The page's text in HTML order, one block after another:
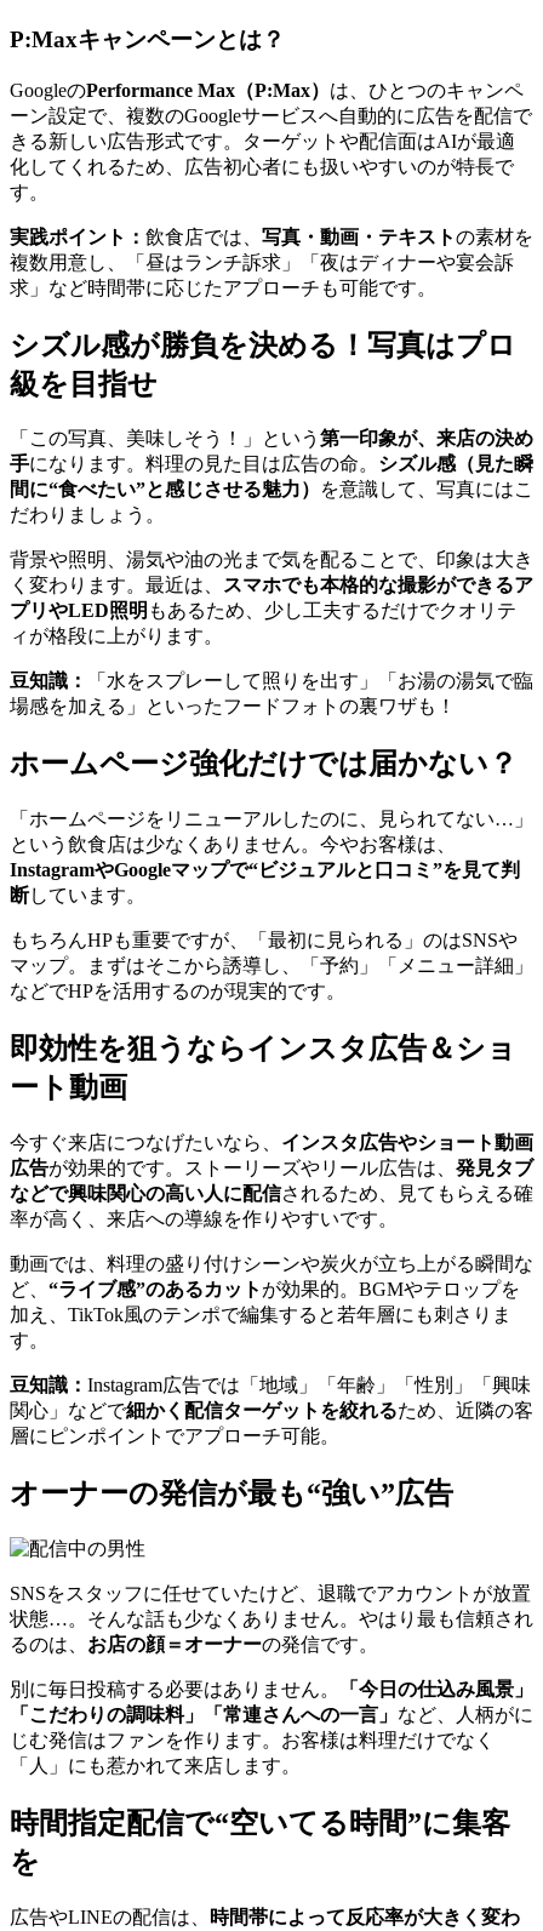
P:Maxキャンペーンとは？
GoogleのPerformance Max（P:Max） は、ひとつのキャンペ
ーン設定で、複数のGoogleサービスへ自動的に広告を配信で
きる新しい広告形式です。ターゲットや配信面はAIが最適
化してくれるため、広告初心者にも扱いやすいのが特長で
す。
実践ポイント： 飲食店では、 写真・動画・テキストの素材を
複数用意し、「昼はランチ訴求」「夜はディナーや宴会訴
求」など時間帯に応じたアプローチも可能です。
シズル感が勝負を決める！写真はプロ
級を目指せ
「この写真、美味しそう！」という 第一印象が、来店の決め
手になります。料理の見た目は広告の命。 シズル感（見た瞬
間に“食べたい”と感じさせる魅力）
を意識して、写真にはこ
だわりましょう。
背景や照明、湯気や油の光まで気を配ることで、印象は大き
く変わります。最近は、 スマホでも本格的な撮影ができるア
プリやLED照明 もあるため、少し工夫するだけでクオリテ
ィが格段に上がります。
豆知識：
「水をスプレーして照りを出す」「お湯の湯気で臨
場感を加える」といったフードフォトの裏ワザも！
ホームページ強化だけでは届かない？
「ホームページをリニューアルしたのに、見られてない…」
という飲食店は少なくありません。今やお客様は、
InstagramやGoogleマップで“ビジュアルと口コミ”を見て判
断しています。
もちろんHPも重要ですが、「最初に見られる」のはSNSや
マップ。まずはそこから誘導し、「予約」「メニュー詳細」
などでHPを活用するのが現実的です。
即効性を狙うならインスタ広告＆ショ
ート動画
今すぐ来店につなげたいなら、 インスタ広告やショート動画
広告が効果的です。ストーリーズやリール広告は、 発見タブ
などで興味関心の高い人に配信されるため、見てもらえる確
率が高く、来店への導線を作りやすいです。
動画では、料理の盛り付けシーンや炭火が立ち上がる瞬間な
ど、 “ライブ感”のあるカット が効果的。BGMやテロップを
加え、TikTok風のテンポで編集すると若年層にも刺さりま
す。
豆知識： Instagram広告では「地域」「年齢」「性別」「興味
関心」などで細かく配信ターゲットを絞れるため、近隣の客
層にピンポイントでアプローチ可能。
オーナーの発信が最も“強い”広告
SNSをスタッフに任せていたけど、退職でアカウントが放置
状態…。そんな話も少なくありません。やはり最も信頼され
るのは、 お店の顔＝オーナーの発信です。
別に毎日投稿する必要はありません。
「今日の仕込み風景」
「こだわりの調味料」「常連さんへの一言」 など、人柄がに
じむ発信はファンを作ります。お客様は料理だけでなく
「人」にも惹かれて来店します。
時間指定配信で“空いてる時間”に集客
を
広告やLINEの配信は、 時間帯によって反応率が大きく変わ